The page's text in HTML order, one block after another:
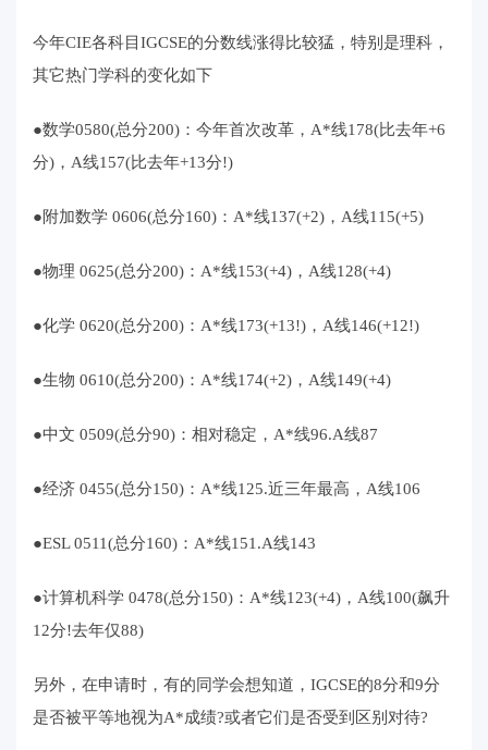
今年CIE各科目IGCSE的分数线涨得比较猛，特别是理科，
其它热门学科的变化如下
●数学0580(总分200)：今年首次改革，A*线178(比去年+6
分)，A线157(比去年+13分!)
●附加数学 0606(总分160)：A*线137(+2)，A线115(+5)
●物理 0625(总分200)：A*线153(+4)，A线128(+4)
●化学 0620(总分200)：A*线173(+13!)，A线146(+12!)
●生物 0610(总分200)：A*线174(+2)，A线149(+4)
●中文 0509(总分90)：相对稳定，A*线96.A线87
●经济 0455(总分150)：A*线125.近三年最高，A线106
●ESL 0511(总分160)：A*线151.A线143
●计算机科学 0478(总分150)：A*线123(+4)，A线100(飙升
12分!去年仅88)
另外，在申请时，有的同学会想知道，IGCSE的8分和9分
是否被平等地视为A*成绩?或者它们是否受到区别对待?